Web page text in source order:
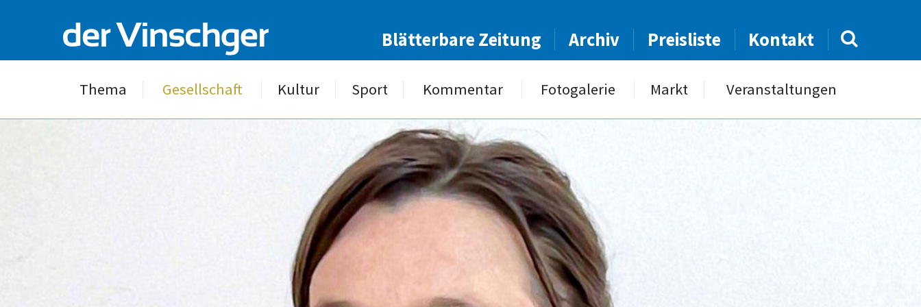
Blätterbare Zeitung Archiv Preisliste Kontakt
Thema Gesellschaft Kultur Sport Kommentar Fotogalerie Markt Veranstaltungen